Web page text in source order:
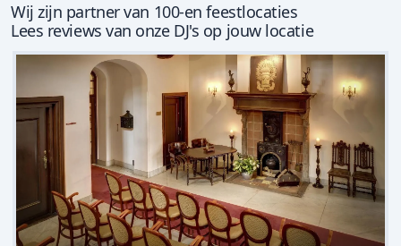
Wij zijn partner van 100-en feestlocaties
Lees reviews van onze DJ's op jouw locatie